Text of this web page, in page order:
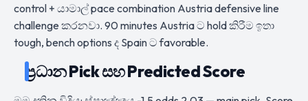
control + යාමාල් pace combination Austria defensive line
challenge කරනවා. 90 minutes Austria ට hold කිරීම ඉතා
tough, bench options ද Spain ට favorable.
ප්‍රධාන Pick සහ Predicted Score